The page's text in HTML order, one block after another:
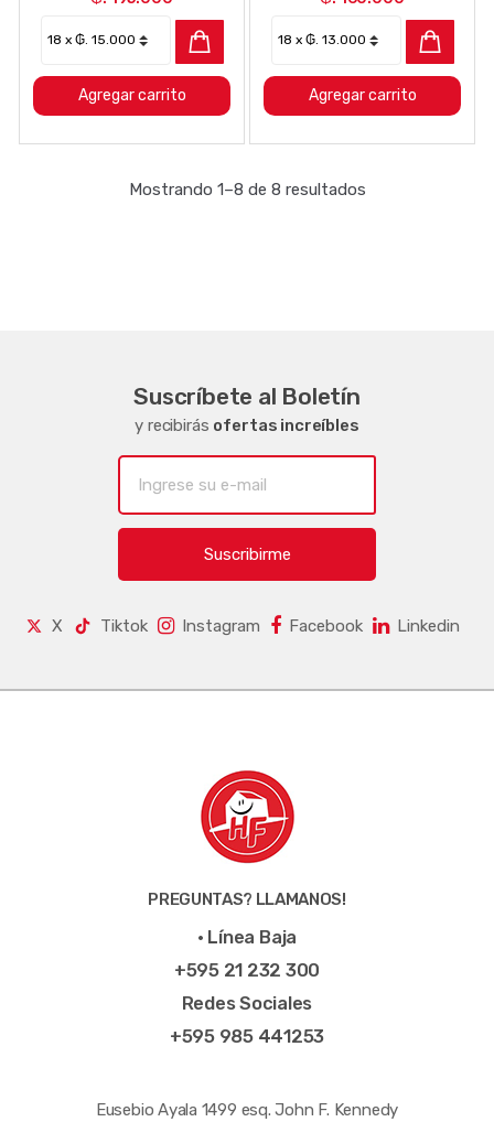
Agregar carrito Agregar carrito
Mostrando 1–8 de 8 resultados
Suscríbete al Boletín
y recibirás ofertas increíbles
Suscribirme
X Tiktok Instagram Facebook Linkedin
PREGUNTAS? LLAMANOS!
• Línea Baja
+595 21 232 300
Redes Sociales
+595 985 441253
Eusebio Ayala 1499 esq. John F. Kennedy